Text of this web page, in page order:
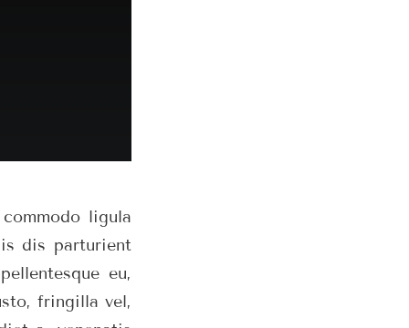
ligula
dis parturient
eu,
fringilla vel,